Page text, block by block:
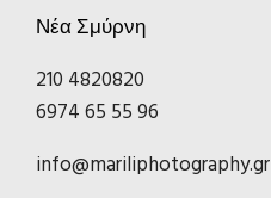
Νέα Σμύρνη
210 4820820
6974 65 55 96
info@mariliphotography.gr